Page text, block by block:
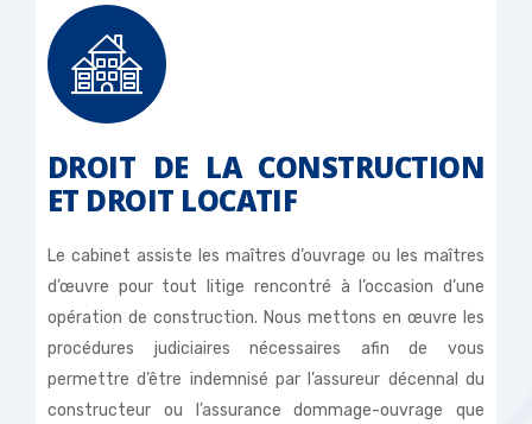
DROIT DE LA CONSTRUCTION
ET DROIT LOCATIF
Le cabinet assiste les maîtres d’ouvrage ou les maîtres
d’œuvre pour tout litige rencontré à l’occasion d’une
opération de construction. Nous mettons en œuvre les
procédures judiciaires nécessaires afin de vous
permettre d’être indemnisé par l’assureur décennal du
constructeur ou l’assurance dommage-ouvrage que